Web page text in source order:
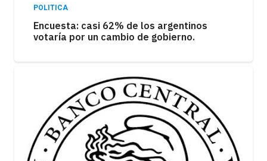
POLITICA
Encuesta: casi 62% de los argentinos
votaría por un cambio de gobierno.